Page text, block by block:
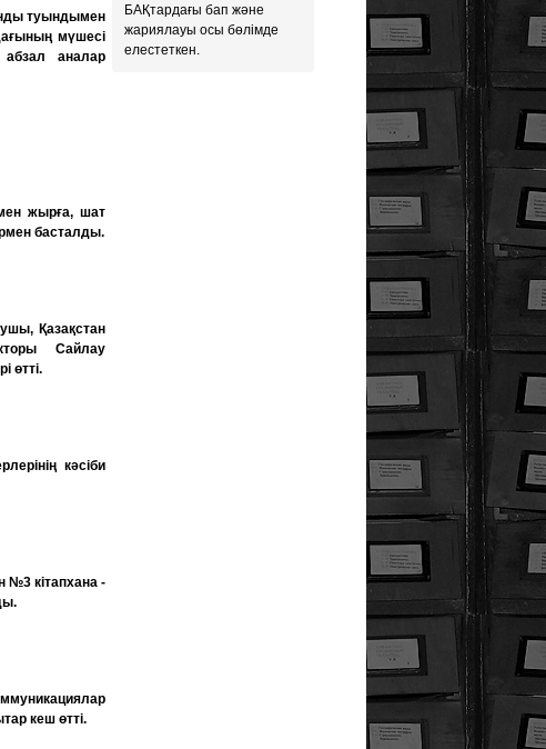
туындымен
мүшесі
абзал аналар
жырға, шат
басталды.
Қазақстан
Сайлау
өтті.
кәсіби
№3 кітапхана -
кеш өтті.
БАҚтардағы бап және
жариялауы осы бөлiмде
елестеткен.